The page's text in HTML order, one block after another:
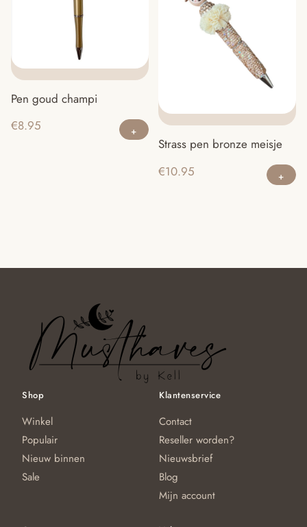
Pen goud champi
€8.95
Strass pen bronze meisje
€10.95
Shop
Winkel
Populair
Nieuw binnen
Sale
Klantenservice
Contact
Reseller worden?
Nieuwsbrief
Blog
Mijn account